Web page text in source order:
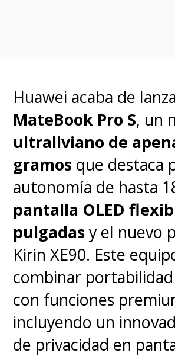
empresarial.
Los nuevos
yRadeon RX 9060 XT
disponibles a partir
2025, mientras que la
AI PRO R9700llegará
segundo semestre
Huawei acaba de
MateBook Pro S, un
ultraliviano de
gramos que destaca
autonomía de hasta
pantalla OLED
pulgadas y el nuevo
Kirin XE90. Este
combinar
con funciones
incluyendo un
de privacidad en